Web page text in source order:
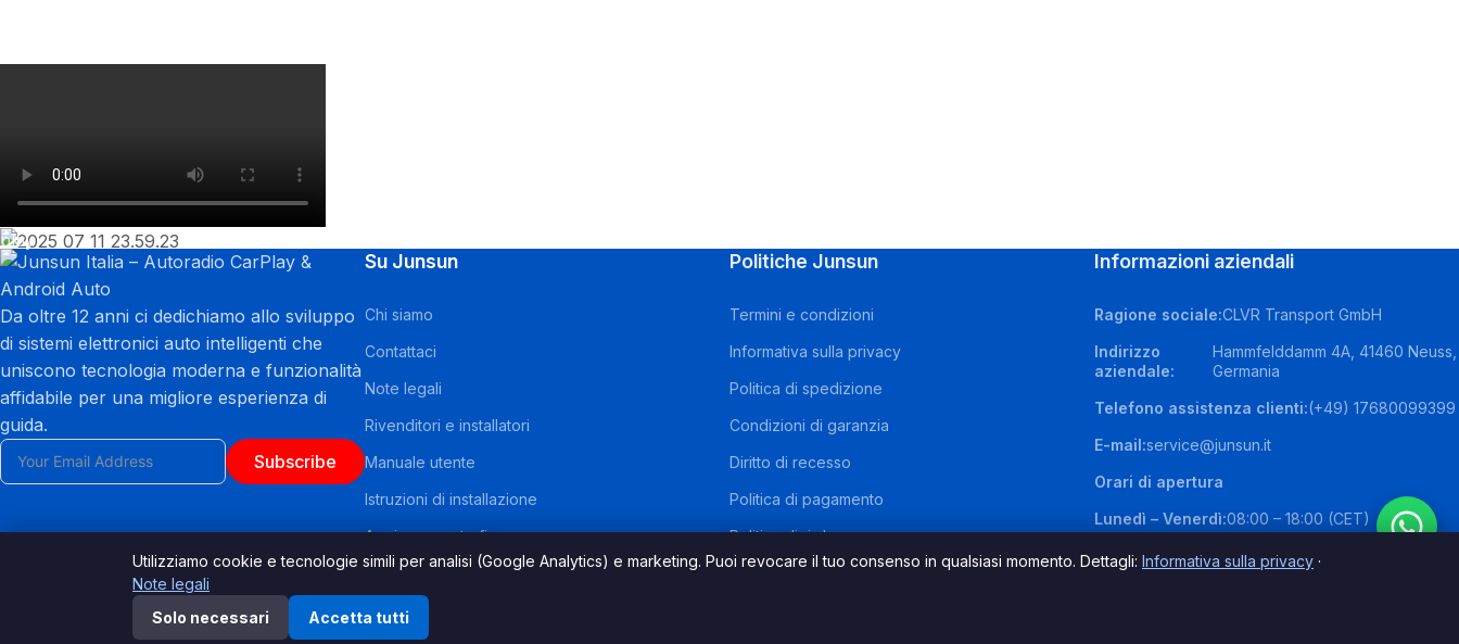
play
Da oltre 12 anni ci dedichiamo allo sviluppo
di sistemi elettronici auto intelligenti che
uniscono tecnologia moderna e funzionalità
affidabile per una migliore esperienza di
guida.
Subscribe
Su Junsun
Chi siamo
Contattaci
Note legali
Rivenditori e installatori
Manuale utente
Istruzioni di installazione
Aggiornamento firmware
Finanziamento – Ecco come funziona
Domande frequenti
Politiche Junsun
Termini e condizioni
Informativa sulla privacy
Politica di spedizione
Condizioni di garanzia
Diritto di recesso
Politica di pagamento
Politica di rimborso e reso
Informazioni aziendali
Ragione sociale:CLVR Transport GmbH
Indirizzo
aziendale:
Hammfelddamm 4A, 41460 Neuss,
Germania
Telefono assistenza clienti:(+49) 17680099399
E-mail:service@junsun.it
Orari di apertura
Lunedì – Venerdì:08:00 – 18:00 (CET)
Sabato – Domenica:chiuso
Utilizziamo cookie e tecnologie simili per analisi (Google Analytics) e marketing. Puoi revocare il tuo consenso in qualsiasi momento. Dettagli: Informativa sulla privacy ·
Note legali
Solo necessari
Accetta tutti